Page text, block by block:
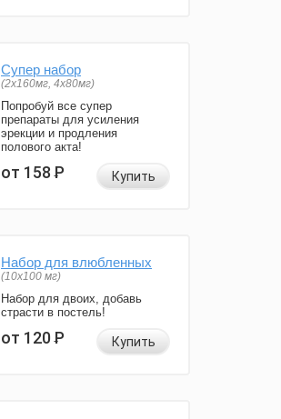
Супер набор
(2х160мг, 4х80мг)
Попробуй все супер
препараты для усиления
эрекции и продления
полового акта!
от 158Р Купить
Набор для влюбленных
(10х100 мг)
Набор для двоих, добавь
страсти в постель!
от 120Р Купить